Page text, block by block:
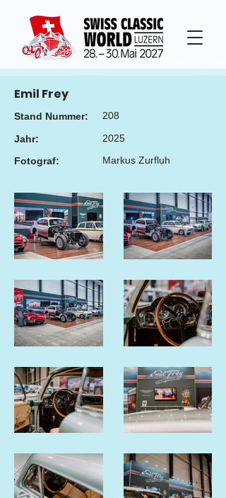
Emil Frey
Stand Nummer: 208
Jahr:
2025
Fotograf:
Markus Zurfluh